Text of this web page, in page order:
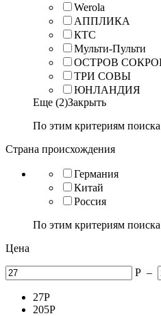
Werola
АППЛИКА
КТС
Мульти-Пульти
ОСТРОВ
ТРИ СОВЫ
ЮНЛАНДИЯ
Еще (2)Закрыть
По этим критериям
Страна происхождения
Германия
Китай
Россия
По этим критериям
Цена
Р –
27Р
205Р